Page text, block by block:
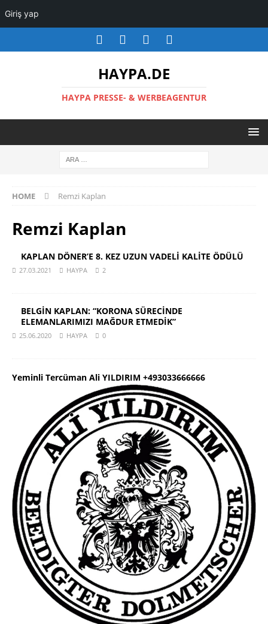
HAYPA.DE
HAYPA PRESSE- & WERBEAGENTUR
HOME Remzi Kaplan
Remzi Kaplan
KAPLAN DÖNER’E 8. KEZ UZUN VADELİ KALİTE ÖDÜLÜ
27.03.2021 HAYPA 2
BELGİN KAPLAN: “KORONA SÜRECİNDE
ELEMANLARIMIZI MAĞDUR ETMEDİK”
25.06.2020 HAYPA 0
Yeminli Tercüman Ali YILDIRIM +493033666666
Giriş yap